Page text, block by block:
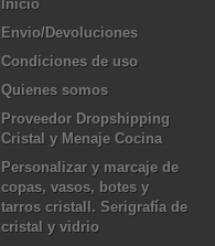
Inicio
Envio/Devoluciones
Condiciones de uso
Quienes somos
Proveedor Dropshipping
Cristal y Menaje Cocina
Personalizar y marcaje de
copas, vasos, botes y
tarros cristall. Serigrafía de
cristal y vidrio